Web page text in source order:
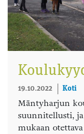
19.10.2022 Koti
Mäntyharjun
suunnitellusti,
mukaan